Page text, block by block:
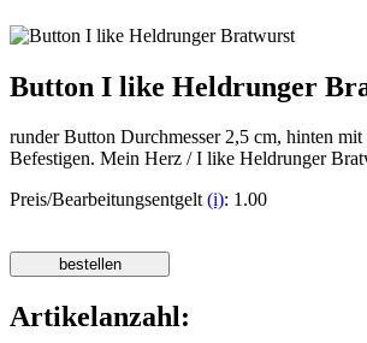
Button I like Heldrunger
runder Button Durchmesser 2,5 cm, hinten mit
Befestigen. Mein Herz / I like Heldrunger
Preis/Bearbeitungsentgelt(i): 1.00
Artikelanzahl: